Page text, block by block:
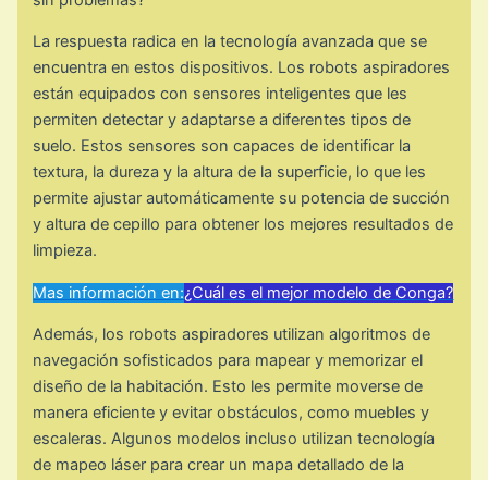
La respuesta radica en la tecnología avanzada que se
encuentra en estos dispositivos. Los robots aspiradores
están equipados con sensores inteligentes que les
permiten detectar y adaptarse a diferentes tipos de
suelo. Estos sensores son capaces de identificar la
textura, la dureza y la altura de la superficie, lo que les
permite ajustar automáticamente su potencia de succión
y altura de cepillo para obtener los mejores resultados de
limpieza.
Mas información en:¿Cuál es el mejor modelo de Conga?
Además, los robots aspiradores utilizan algoritmos de
navegación sofisticados para mapear y memorizar el
diseño de la habitación. Esto les permite moverse de
manera eficiente y evitar obstáculos, como muebles y
escaleras. Algunos modelos incluso utilizan tecnología
de mapeo láser para crear un mapa detallado de la